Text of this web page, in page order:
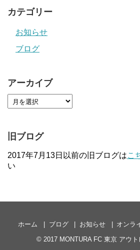
カテゴリー
お知らせ
ブログ
アーカイブ
旧ブログ
2017年7月13日以前の旧ブログはこ
い
ホーム ブログ お知らせ オンラ
© 2017 MONTURA FC 東京 アウ